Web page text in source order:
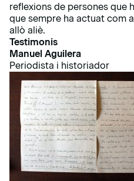
reflexions de persones que
que sempre ha actuat com
allò aliè.
Testimonis
Manuel Aguilera
Periodista i historiador